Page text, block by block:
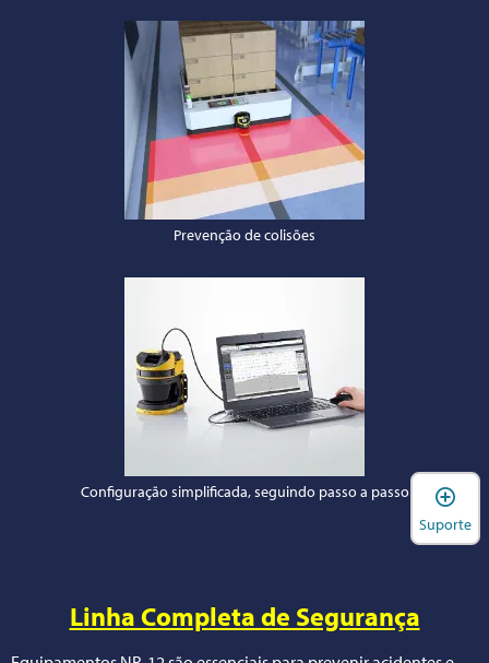
Prevenção de colisões
Configuração simplificada, seguindo passo a passo
Linha Completa de Segurança
Suporte